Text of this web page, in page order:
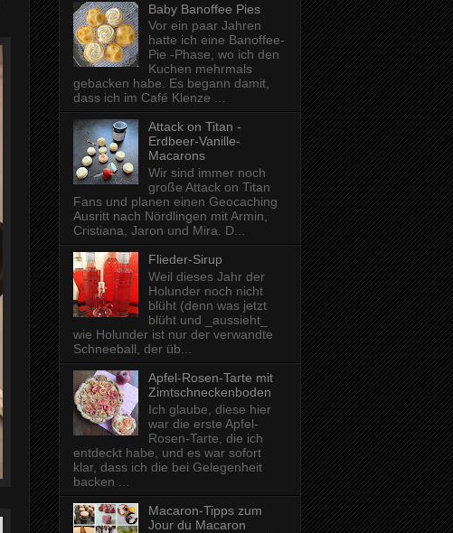
Baby Banoffee Pies
Vor ein paar Jahren
hatte ich eine Banoffee-
Pie -Phase, wo ich den
Kuchen mehrmals
gebacken habe. Es begann damit,
dass ich im Café Klenze ...
Attack on Titan -
Erdbeer-Vanille-
Macarons
Wir sind immer noch
große Attack on Titan
Fans und planen einen Geocaching
Ausritt nach Nördlingen mit Armin,
Cristiana, Jaron und Mira. D...
Flieder-Sirup
Weil dieses Jahr der
Holunder noch nicht
blüht (denn was jetzt
blüht und _aussieht_
wie Holunder ist nur der verwandte
Schneeball, der üb...
Apfel-Rosen-Tarte mit
Zimtschneckenboden
Ich glaube, diese hier
war die erste Apfel-
Rosen-Tarte, die ich
entdeckt habe, und es war sofort
klar, dass ich die bei Gelegenheit
backen ...
Macaron-Tipps zum
Jour du Macaron